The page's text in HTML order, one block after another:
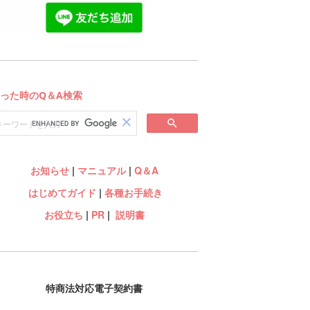
お知らせ| マニュアル| Q＆A
はじめてガイド | 各種お手続き
お役立ち | PR| 説明書
特商法対応電子契約書